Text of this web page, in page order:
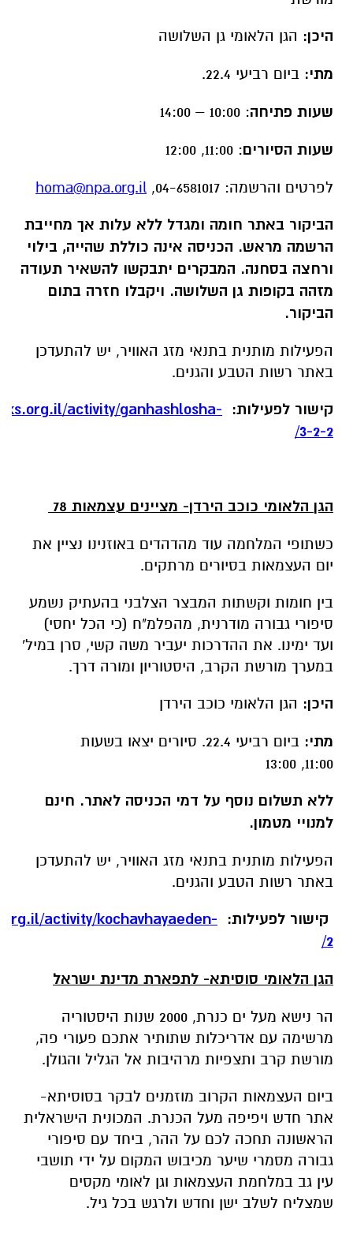
הביקור באתר חומה ומגדל ללא עלות אך מחייבת
הרשמה מראש. הכניסה אינה כוללת שהייה, בילוי
ורחצה בסחנה. המבקרים יתבקשו להשאיר תעודה
הביקור.
הפעילות מותנית בתנאי מזג האוויר, יש להתעדכן
3-2-2
/
הגן הלאומי כוכב הירדן- מציינים עצמאות 78
כשתופי המלחמה עוד מהדהדים באוזנינו נציין את
יום העצמאות בסיורים מרתקים.
בין חומות וקשתות המבצר הצלבני בהעתיק נשמע
סיפורי גבורה מודרנית, מהפלמ"ח (כי הכל יחסי)
היכן:הגן הלאומי כוכב הירדן
מתי:
ביום רביעי 22.4. סיורים יצאו בשעות
11:00, 13:00
ללא תשלום נוסף על דמי הכניסה לאתר. חינם
למנויי מטמון
הפעילות מותנית בתנאי מזג האוויר, יש להתעדכן
2
/
מורשת קרב ותצפיות מרהיבות אל הגליל והגולן.
אתר חדש ויפיפה מעל הכנרת. המכונית הישראלית
הראשונה תחכה לכם על ההר, ביחד עם סיפורי
עין גב במלחמת העצמאות וגן לאומי מקסים
היכן: הגן הלאומי סוסיתא
14:00
משך הסיור: כשעה וחצי
מה להביא: מים, כובע, קרם הגנה ונעלי הליכה.